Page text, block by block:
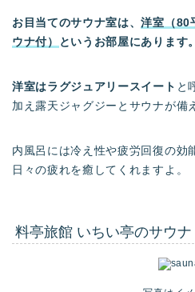
お目当てのサウナ室は、洋室（80
ウナ付）
というお部屋にあります。
洋室はラグジュアリースイート と
加え露天ジャグジーとサウナが備
内風呂には冷え性や疲労回復の効
日々の疲れを癒してくれますよ。
料亭旅館 いちい亭のサウナ